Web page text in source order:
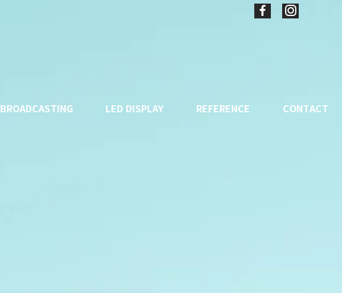
BROADCASTING LED DISPLAY REFERENCE CONTACT